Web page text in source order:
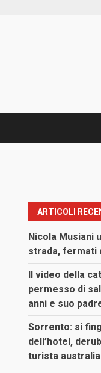
ARTICOLI
Nicola Musiani
strada, fermati
Il video della
permesso di
anni e suo
Sorrento: si
dell’hotel,
turista